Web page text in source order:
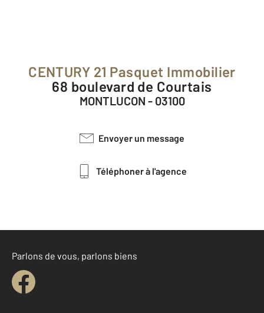
CENTURY 21 Pasquet Immobilier
68 boulevard de Courtais
MONTLUCON - 03100
Envoyer un message
Téléphoner à l'agence
Parlons de vous, parlons biens